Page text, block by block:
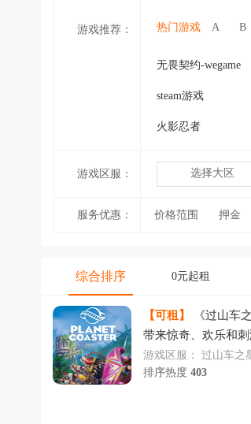
游戏推荐： 热门游戏 A B
无畏契约-wegame
steam游戏
火影忍者
游戏区服： 选择大区
服务优惠： 价格范围 押金
综合排序 0元起租
【可租】
《过山车
带来惊奇、欢乐和
和设计令人难以置
管理您的公园
游戏区服： 过山车之
排序热度 403